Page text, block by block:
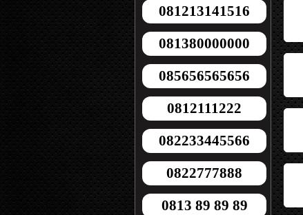
081213141516
081380000000
085656565656
0812111222
082233445566
0822777888
0813 89 89 89